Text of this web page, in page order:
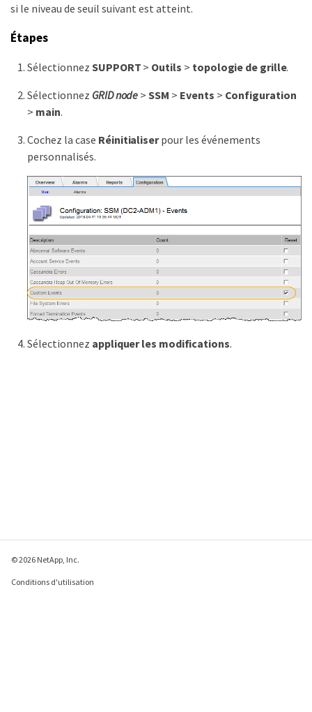
si le niveau de seuil suivant est atteint.
Étapes
Sélectionnez SUPPORT > Outils > topologie de grille.
Sélectionnez GRID node >SSM > Events > Configuration
> main.
Cochez la case Réinitialiserpour les événements
personnalisés.
Sélectionnez appliquer les modifications.
© 2026 NetApp, Inc.
Conditions d'utilisation